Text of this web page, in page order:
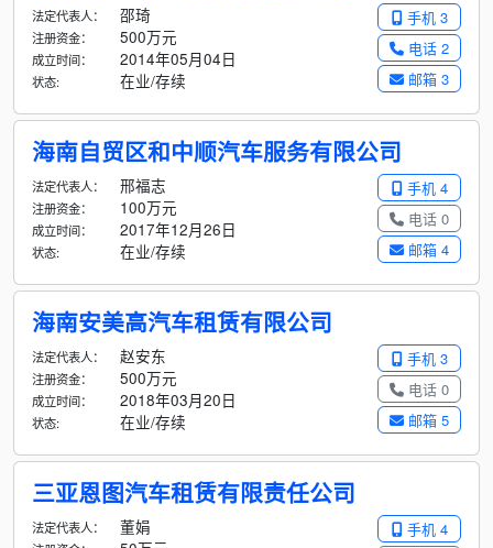
手机 3
电话 2
邮箱 3
法定代表人： 邵琦
注册资金： 500万元
成立时间： 2014年05月04日
状态: 在业/存续
海南自贸区和中顺汽车服务有限公司
手机 4
电话 0
邮箱 4
法定代表人： 邢福志
注册资金： 100万元
成立时间： 2017年12月26日
状态: 在业/存续
海南安美高汽车租赁有限公司
手机 3
电话 0
邮箱 5
法定代表人： 赵安东
注册资金： 500万元
成立时间： 2018年03月20日
状态: 在业/存续
三亚恩图汽车租赁有限责任公司
手机 4
法定代表人： 董娟